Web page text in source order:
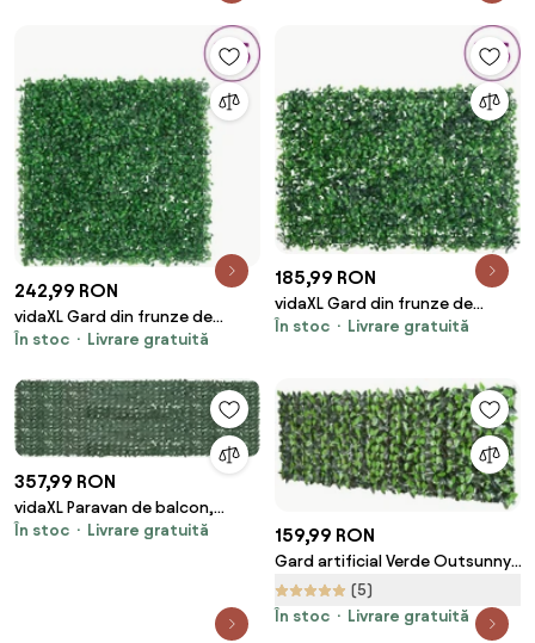
242,99 RON
vidaXL Gard din frunze de
arbust artificiale, 6 buc., verde,
În stoc Livrare gratuită
185,99 RON
vidaXL Gard din frunze de
arbust artificiale, 6 buc., verde,
În stoc Livrare gratuită
357,99 RON
vidaXL Paravan de balcon,
frunze verde închis, 500x150
În stoc Livrare gratuită 159,99 RON
Gard artificial Verde Outsunny,
1X3m, iedera artificiala, frunze
artificiale | Aosom RO
(5)
În stoc
Livrare gratuită